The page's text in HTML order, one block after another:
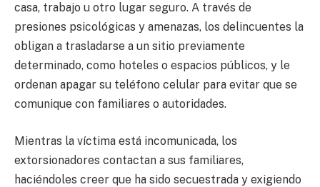
casa, trabajo u otro lugar seguro. A través de
presiones psicológicas y amenazas, los delincuentes la
obligan a trasladarse a un sitio previamente
determinado, como hoteles o espacios públicos, y le
ordenan apagar su teléfono celular para evitar que se
comunique con familiares o autoridades.
Mientras la víctima está incomunicada, los
extorsionadores contactan a sus familiares,
haciéndoles creer que ha sido secuestrada y exigiendo